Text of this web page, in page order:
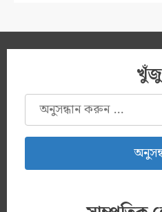
অনুসন্ধানঃ